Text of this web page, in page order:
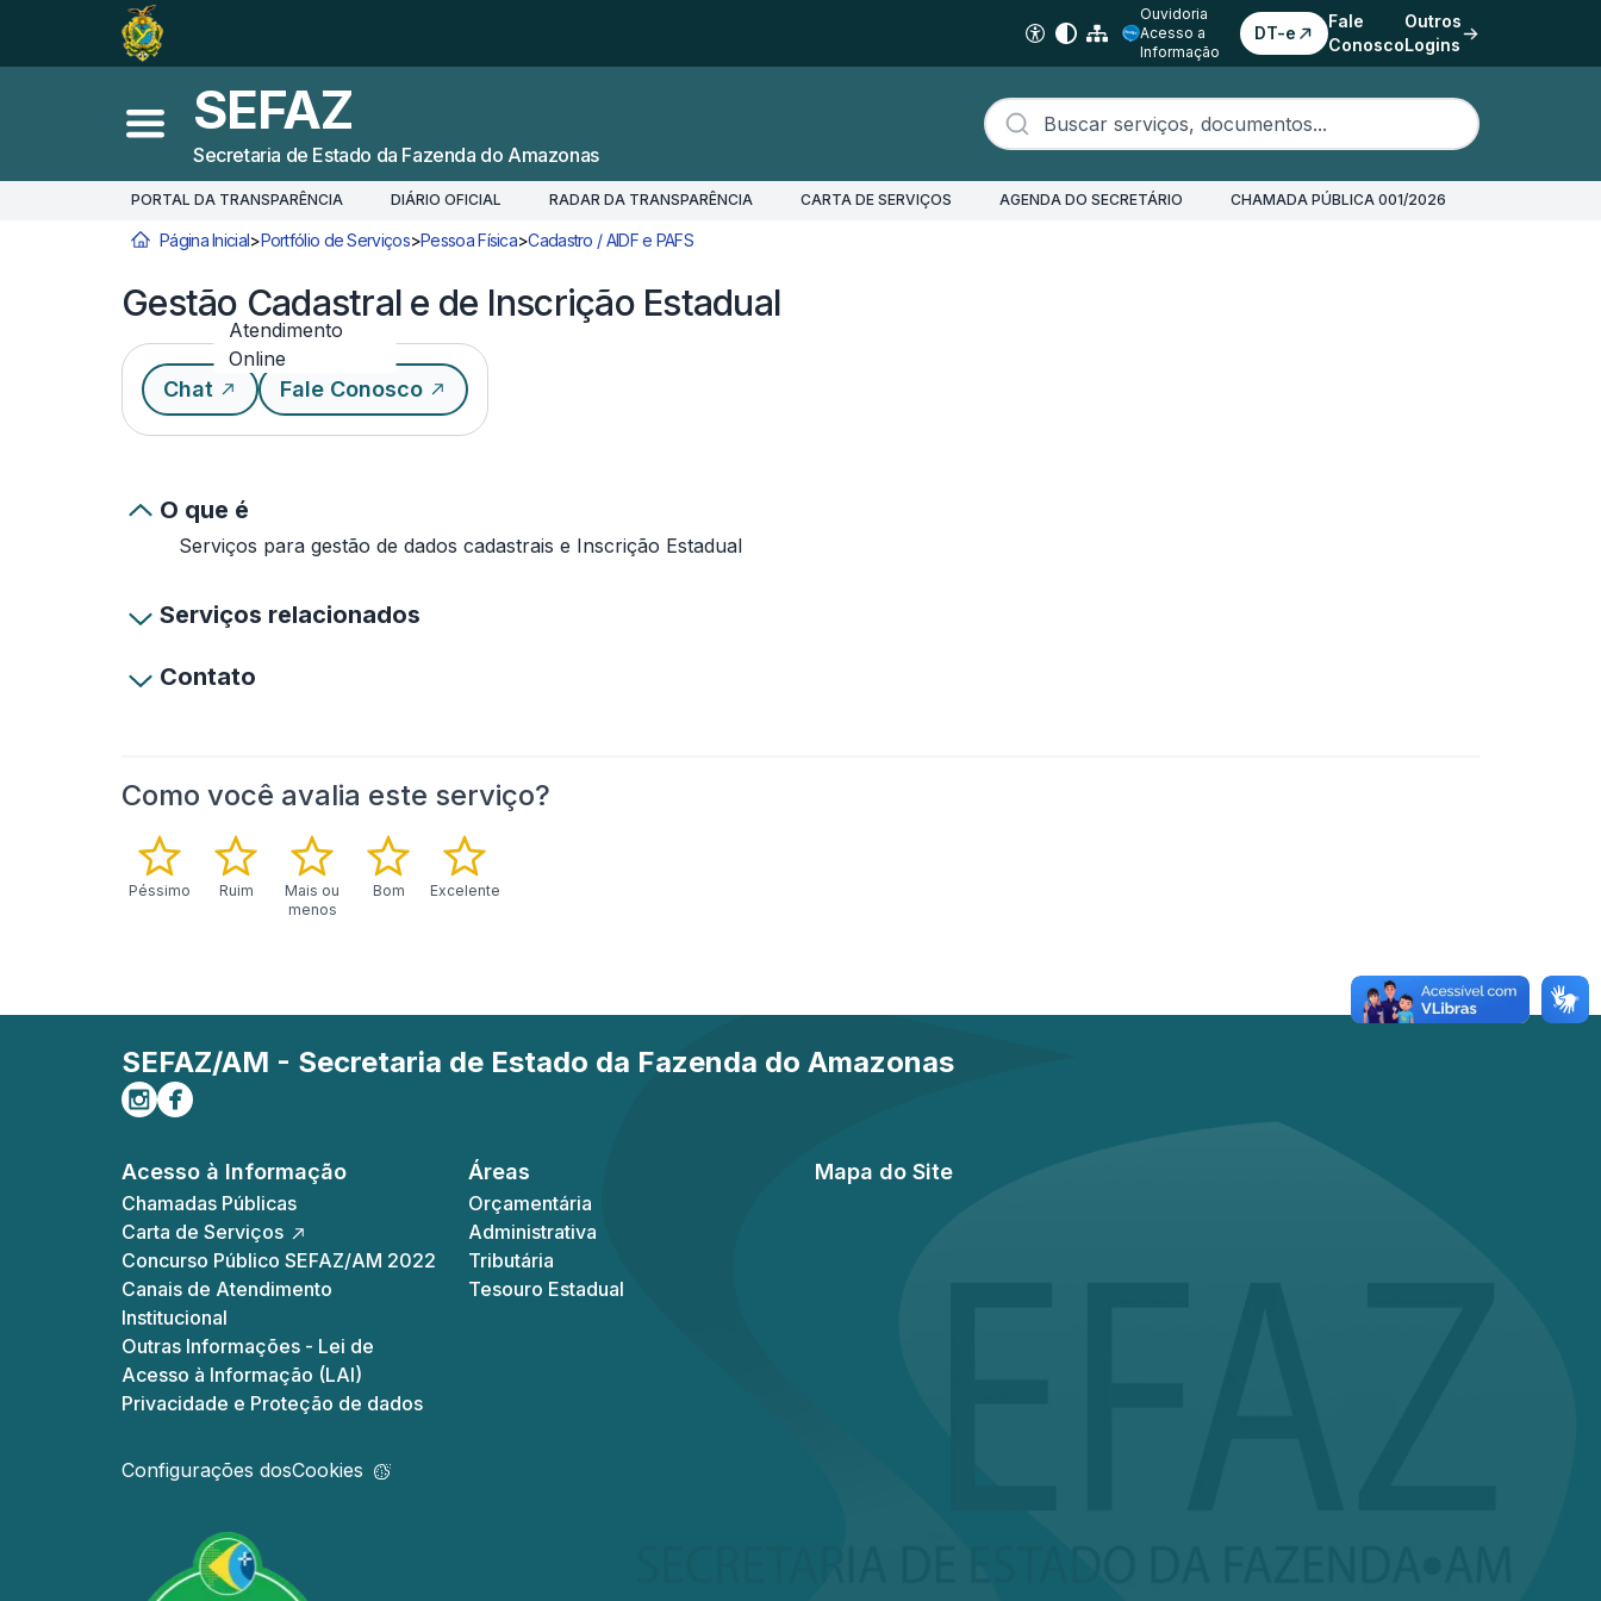
Ir para a
Busca 2
Ouvidoria
Acesso a
Informação
DT-e
Fale
Conosco
Outros
Logins
Abrir menu principal
SEFAZ
Secretaria de Estado da Fazenda do Amazonas
Buscar serviços, documentos...
PORTAL DA TRANSPARÊNCIA DIÁRIO OFICIAL RADAR DA TRANSPARÊNCIA CARTA DE SERVIÇOS AGENDA DO SECRETÁRIO CHAMADA PÚBLICA 001/2026
Você está aqui:
Página Inicial>Portfólio de Serviços>Pessoa Física>Cadastro / AIDF e PAFSGestão Cadastral e de Inscrição Estadual
Gestão Cadastral e de Inscrição Estadual
Atendimento
Online
Chat Fale Conosco
O que é
Serviços para gestão de dados cadastrais e Inscrição Estadual
Serviços relacionados
Contato
Como você avalia este serviço?
Péssimo Ruim
Mais ou
menos
Bom Excelente
SEFAZ/AM - Secretaria de Estado da Fazenda do Amazonas
Siga-nos no Instagram
Curta-nos no Facebook
Acesso à Informação
Chamadas Públicas
Carta de Serviços
Concurso Público SEFAZ/AM 2022
Canais de Atendimento
Institucional
Outras Informações - Lei de
Acesso à Informação (LAI)
Privacidade e Proteção de dados
Áreas
Orçamentária
Administrativa
Tributária
Tesouro Estadual
Mapa do Site
Configurações dosCookies